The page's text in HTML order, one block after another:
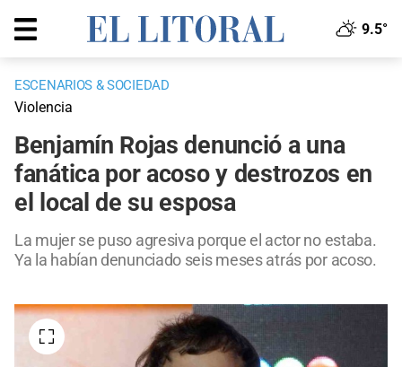
9.5°
ESCENARIOS & SOCIEDAD
Violencia
Benjamín Rojas denunció a una
fanática por acoso y destrozos en
el local de su esposa
La mujer se puso agresiva porque el actor no estaba.
Ya la habían denunciado seis meses atrás por acoso.